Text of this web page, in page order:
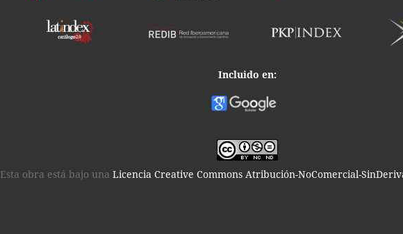
Incluido en:
Esta obra está bajo una Licencia Creative Commons Atribución-NoComercial-